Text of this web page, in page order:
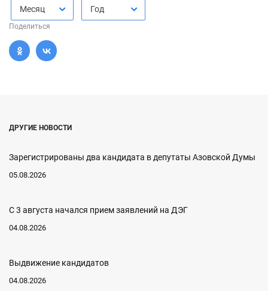
Месяц Год
Поделиться
ДРУГИЕ НОВОСТИ
Зарегистрированы два кандидата в депутаты Азовской Думы
05.08.2026
С 3 августа начался прием заявлений на ДЭГ
04.08.2026
Выдвижение кандидатов
04.08.2026